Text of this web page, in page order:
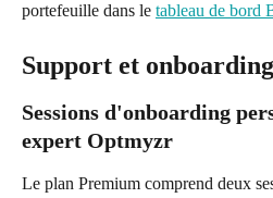
portefeuille dans le tableau de bord
Support et onboarding
Sessions d'onboarding
expert Optmyzr
Le plan Premium comprend deux